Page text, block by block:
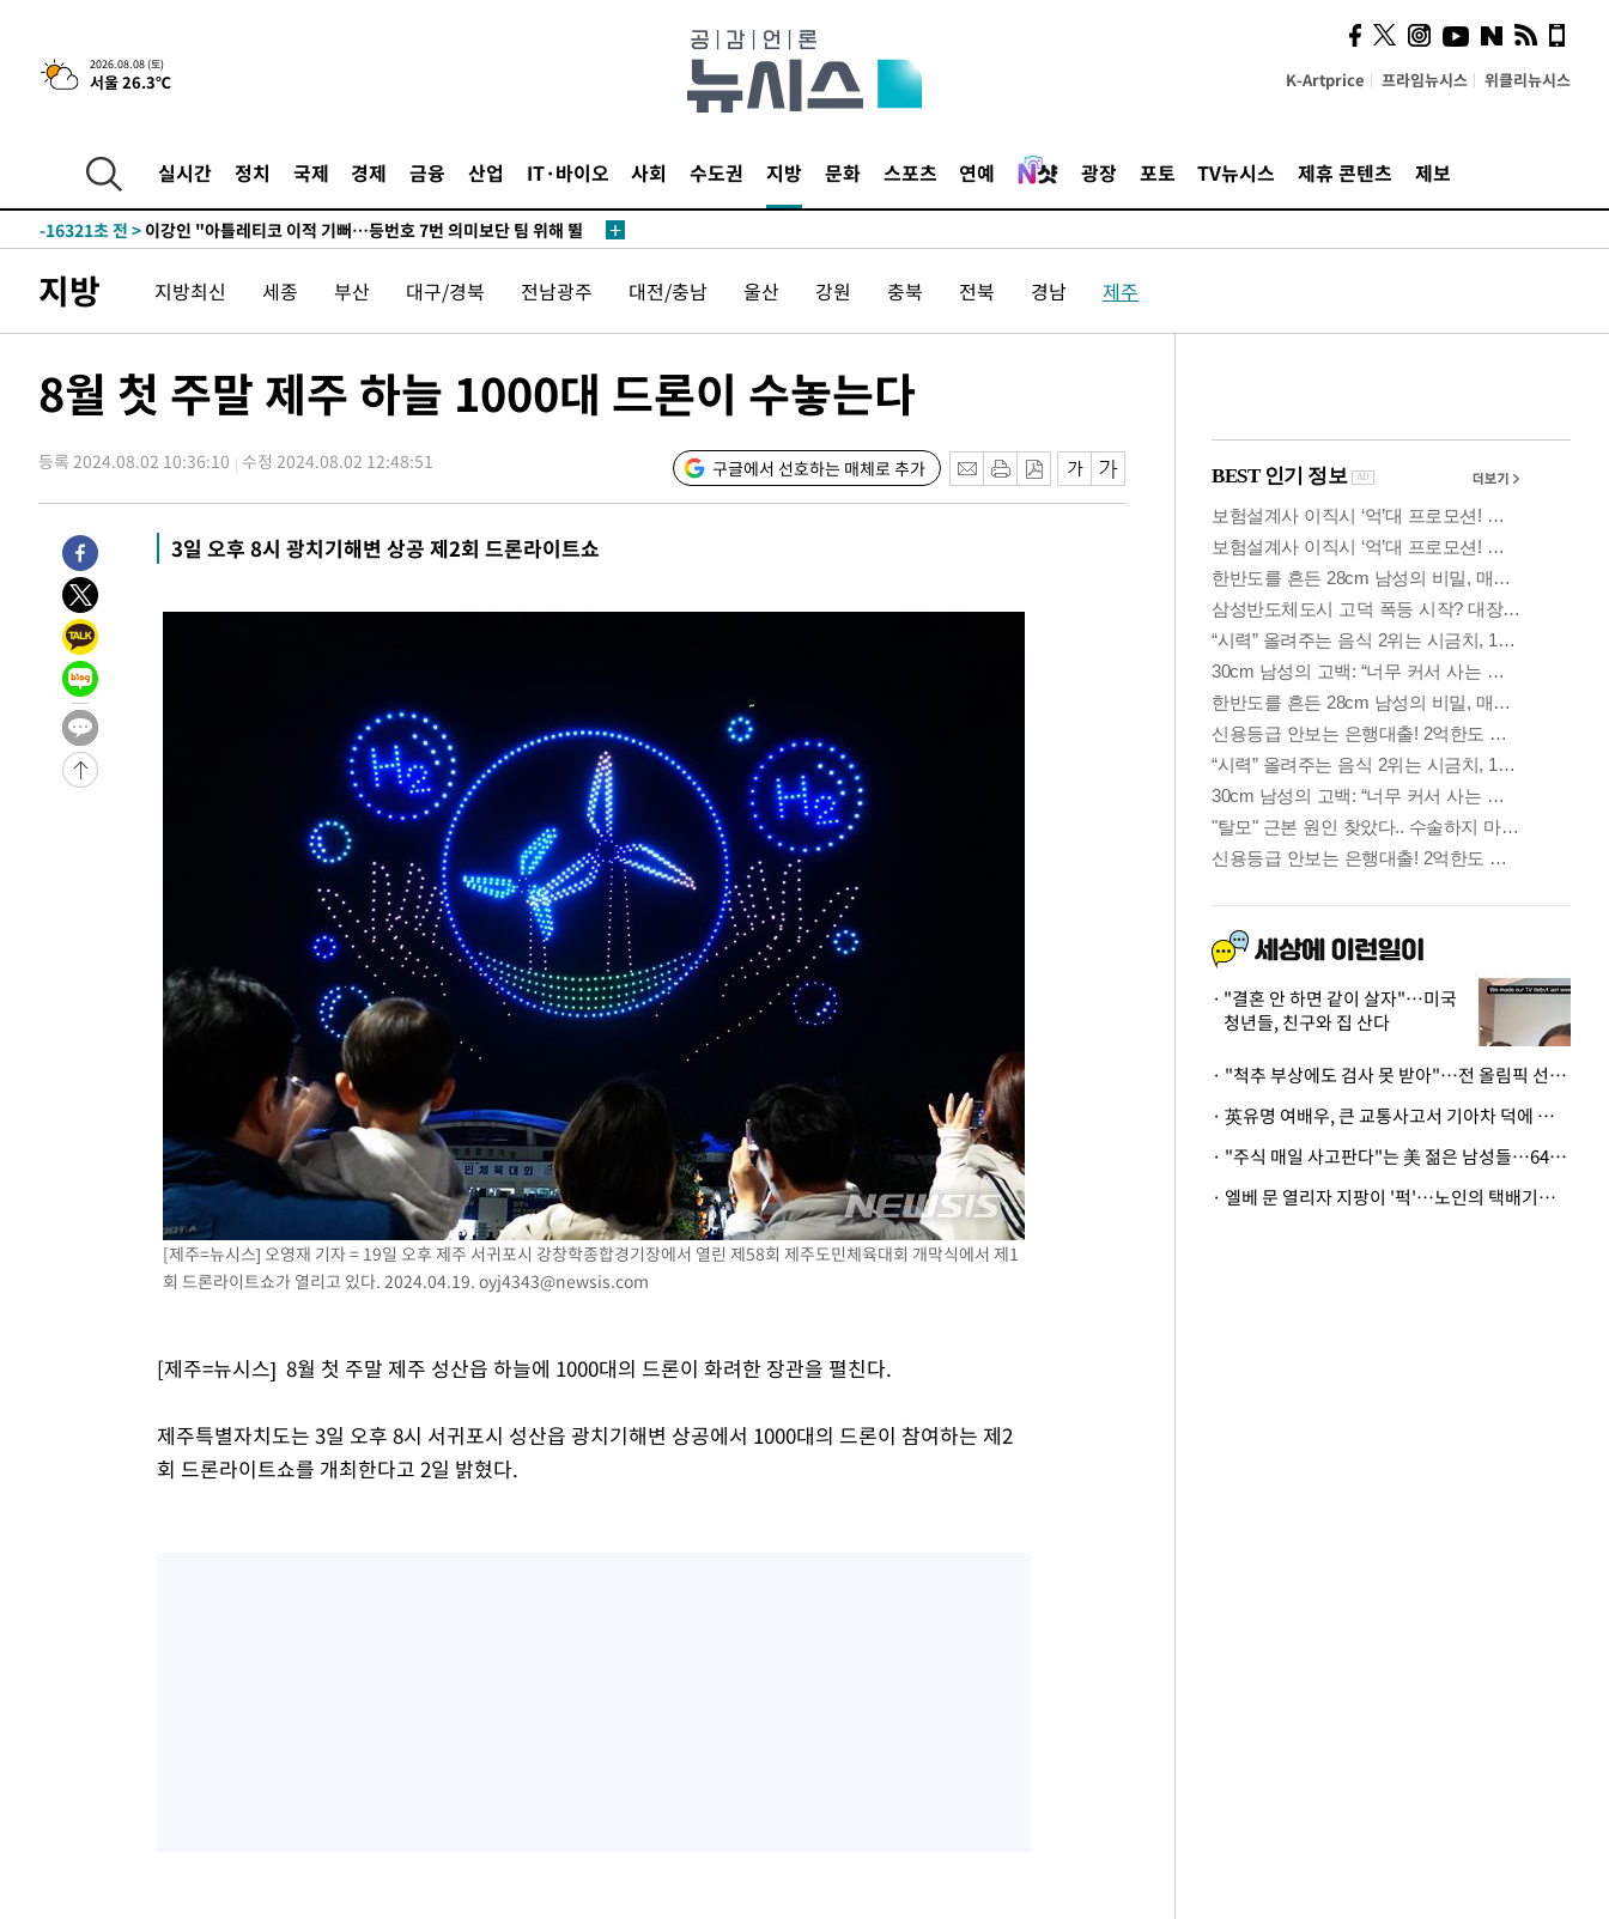
2026.08.08 (토)
서울 26.3℃ K-Artprice 프라임뉴시스 위클리뉴시스
실시간 정치 국제 경제 금융 산업 IT·바이오 사회 수도권 지방 문화 스포츠 연예 광장 포토 TV뉴시스 제휴 콘텐츠 제보
-26505초 전 >이란 "호르무즈 재개방 합의 근접…美 배상 선행돼야"
-17552초 전 >[속보]與최고위원 제주·인천 순회경선…박선원·최민희·서미화·
청래 44.56%
-16787초 전 >
[속보]與 대표 경선 제주·인천 당원투표…金 47.75%·鄭
42.08%·宋 10.17%
-16321초 전 >
것"
-16256초 전 > [속보]與 당대표 경선, 제주·인천 권리당원 투표 김민석 승리
-9300초 전 >
[속보]이강인 "감독님이 원하는 마음 느꼈고, 많은 트로피 원해 아틀
-9082초 전 >수도권 40도 육박 '펄펄'…동해안 일부 지역엔 호의주의보
-1996초 전 >강릉에 시간당 81.4㎜ 물폭탄…도로 잠기고 담벼락 붕괴
1시간 전 >선재도서 해루질 나섰다 실종 60대, 닷새 만에 숨진 채 발견
1시간 전 >남자 농구, 나고야 아시안게임서 '홈팀' 일본과 한일전
2시간 전 >
여수 오동도 해상서 모터보트 전복…1명 사망·1명 실종
3시간 전 >
극한폭염 한풀 꺾이지만…'낮 최고 35도' 무더위, 열대야 계속[다음주
날씨]
3시간 전 >
4시간 전 >
7시간 전 >
9시간 전 >
[속보]뉴욕증시 상승 마감…S&P 0.6% 나스닥 1.3%↑
-26505초 전 >
이란 "호르무즈 재개방 합의 근접…美 배상 선행돼야"
-17552초 전 >
[속보]與최고위원 제주·인천 순회경선…박선원·최민희·서미화·
한민수·김용 순
[속보]김민석, 與 전대 당원투표 누적 득표율 45.42%로 1위… 정
[속보]與 대표 경선 제주·인천 당원투표…金 47.75%·鄭
이강인 "아틀레티코 이적 기뻐…등번호 7번 의미보단 팀 위해 뛸
[속보]與 당대표 경선, 제주·인천 권리당원 투표 김민석 승리
낮 최고 35도 '무더위'…동해안 시간당 30㎜ '강한 비'[내일날씨]
[속보]이강인 "감독님이 원하는 마음 느꼈고, 많은 트로피 원해 아틀
수도권 40도 육박 '펄펄'…동해안 일부 지역엔 호의주의보
온열질환 사망자 3명 늘어…누적 환자 3000명 돌파
강릉에 시간당 81.4㎜ 물폭탄…도로 잠기고 담벼락 붕괴
백운산서 80년근 천종산삼 9뿌리 발견…감정가 1.3억원
선재도서 해루질 나섰다 실종 60대, 닷새 만에 숨진 채 발견
남자 농구, 나고야 아시안게임서 '홈팀' 일본과 한일전
여수 오동도 해상서 모터보트 전복…1명 사망·1명 실종
극한폭염 한풀 꺾이지만…'낮 최고 35도' 무더위, 열대야 계속[다음주
축구협회 "압수수색·성접대 논란 사과…쇄신의 기회로 삼겠다"
[속보]뉴욕증시 상승 마감…S&P 0.6% 나스닥 1.3%↑
지방 지방최신 세종 부산 대구/경북 전남광주 대전/충남 울산 강원 충북 전북 경남 제주
8월 첫 주말 제주 하늘 1000대 드론이 수놓는다
등록 2024.08.02 10:36:10 수정 2024.08.02 12:48:51 구글에서 선호하는 매체로 추가
3일 오후 8시 광치기해변 상공 제2회 드론라이트쇼
[제주=뉴시스] 오영재 기자 = 19일 오후 제주 서귀포시 강창학종합경기장에서 열린 제58회 제주도민체육대회 개막식에서 제1
회 드론라이트쇼가 열리고 있다. 2024.04.19. oyj4343@newsis.com
[제주=뉴시스] 8월 첫 주말 제주 성산읍 하늘에 1000대의 드론이 화려한 장관을 펼친다.
제주특별자치도는 3일 오후 8시 서귀포시 성산읍 광치기해변 상공에서 1000대의 드론이 참여하는 제2
회 드론라이트쇼를 개최한다고 2일 밝혔다.
사이 해답 찾았죠"…알을
깨고 나온 '초자아'
"결혼 안 하면 같이 살자"…미국
청년들, 친구와 집 산다
· "척추 부상에도 검사 못 받아"…전 올림픽 선수, 美봅슬레이협회 상대 소송
· 英유명 여배우, 큰 교통사고서 기아차 덕에 살았다
· "주식 매일 사고판다"는 美 젊은 남성들…64%가 "나는 인생의 패배자“
· 엘베 문 열리자 지팡이 '퍽'…노인의 택배기사 폭행 이유